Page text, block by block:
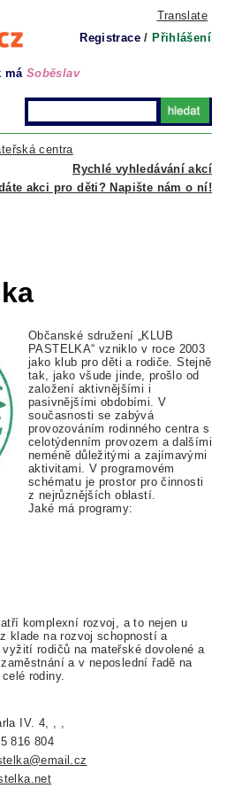
Translate
Registrace / Přihlášení
má Soběslav
Rychlé vyhledávání akcí
centra
akci pro děti? Napište nám o ní!
Občanské sdružení „KLUB
PASTELKA“ vzniklo v roce 2003
jako klub pro děti a rodiče. Stejně
tak, jako všude jinde, prošlo od
založení aktivnějšími i
pasivnějšími obdobími. V
současnosti se zabývá
provozováním rodinného centra s
celotýdenním provozem a dalšími
neméně důležitými a zajímavými
aktivitami. V programovém
schématu je prostor pro činnosti
z nejrůznějších oblastí.
Jaké má programy:
komplexní rozvoj, a to nejen u
klade na rozvoj schopností a
rodičů na mateřské dovolené a
a v neposlední řadě na
rodiny.
IV. 4, , ,
816 804